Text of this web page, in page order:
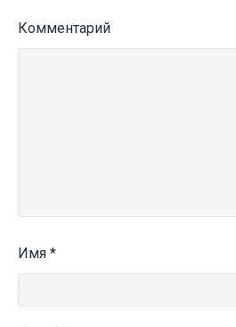
Комментарий
Имя *